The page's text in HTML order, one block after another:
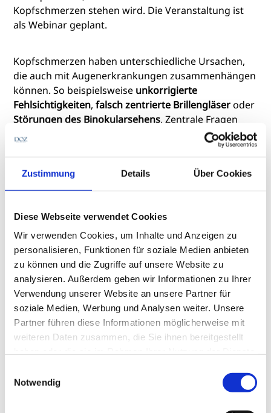
Zustimmung Details Über Cookies
Diese Webseite verwendet Cookies
Wir verwenden Cookies, um Inhalte und Anzeigen zu
personalisieren, Funktionen für soziale Medien anbieten
zu können und die Zugriffe auf unsere Website zu
analysieren. Außerdem geben wir Informationen zu Ihrer
Verwendung unserer Website an unsere Partner für
soziale Medien, Werbung und Analysen weiter. Unsere
Partner führen diese Informationen möglicherweise mit
weiteren Daten zusammen, die Sie ihnen bereitgestellt
Notwendig
Kopfschmerzen stehen wird. Die Veranstaltung ist
als Webinar geplant.
Kopfschmerzen haben unterschiedliche Ursachen,
die auch mit Augenerkrankungen zusammenhängen
können. So beispielsweise unkorrigierte
Fehlsichtigkeiten,falsch zentrierte Brillengläseroder
Störungen des Binokularsehens. Zentrale Fragen
werden unter anderem sein:
Welche Arten von Kopfschmerzen gibt es?
Wie lassen sich brillenbedingte Kopfschmerzen
Wann sind Kopfschmerzen
abklärungsbedürftig?
Welche Augenerkrankungen gehen mit
Kopfschmerzen einher?
Können spezielle Filtergläser Kopfschmerz
lindern?
Pölzl
, Facharzt für Augenheilkunde und Ärztlicher
Leiter der nordBlick Augenklinik Bellevue in Kiel